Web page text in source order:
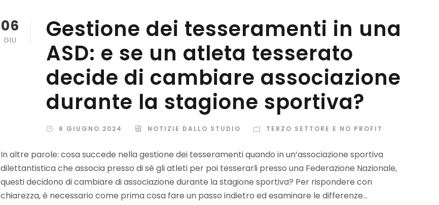
06
GIU
Gestione dei tesseramenti in una
ASD: e se un atleta tesserato
decide di cambiare associazione
durante la stagione sportiva?
6 GIUGNO 2024 NOTIZIE DALLO STUDIO TERZO SETTORE E NO PROFIT
In altre parole: cosa succede nella gestione dei tesseramenti quando in un’associazione sportiva
dilettantistica che associa presso di sé gli atleti per poi tesserarli presso una Federazione Nazionale,
questi decidono di cambiare di associazione durante la stagione sportiva? Per rispondere con
chiarezza, è necessario come prima cosa fare un passo indietro ed esaminare le differenze...